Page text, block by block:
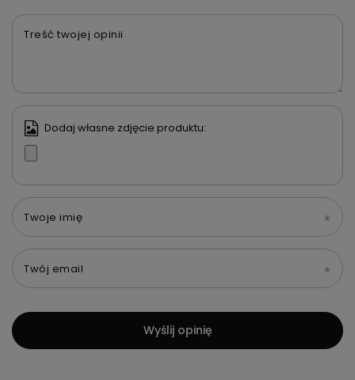
Treść twojej opinii
Dodaj własne zdjęcie produktu:
Twoje imię
Twój email
Wyślij opinię